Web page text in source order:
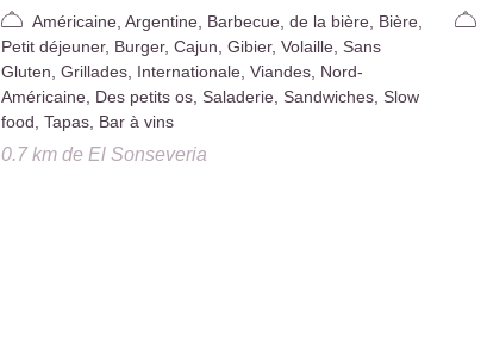
Américaine, Argentine, Barbecue, de la bière, Bière,
Petit déjeuner, Burger, Cajun, Gibier, Volaille, Sans
Gluten, Grillades, Internationale, Viandes, Nord-
Américaine, Des petits os, Saladerie, Sandwiches, Slow
food, Tapas, Bar à vins
0.7 kmde El Sonseveria